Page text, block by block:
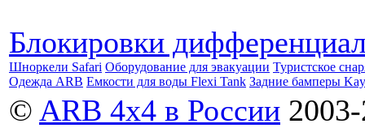
Блокировки
Шноркели Safari Оборудование для эвакуации Туристское
Одежда ARB Емкости для воды Flexi Tank Задние бамперы
© ARB 4x4 в России